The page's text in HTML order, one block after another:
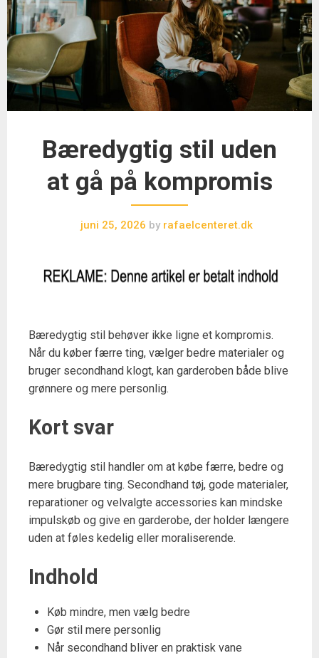
Bæredygtig stil uden
at gå på kompromis
juni 25, 2026 by rafaelcenteret.dk
Bæredygtig stil behøver ikke ligne et kompromis.
Når du køber færre ting, vælger bedre materialer og
bruger secondhand klogt, kan garderoben både blive
grønnere og mere personlig.
Kort svar
Bæredygtig stil handler om at købe færre, bedre og
mere brugbare ting. Secondhand tøj, gode materialer,
reparationer og velvalgte accessories kan mindske
impulskøb og give en garderobe, der holder længere
uden at føles kedelig eller moraliserende.
Indhold
Køb mindre, men vælg bedre
Gør stil mere personlig
Når secondhand bliver en praktisk vane